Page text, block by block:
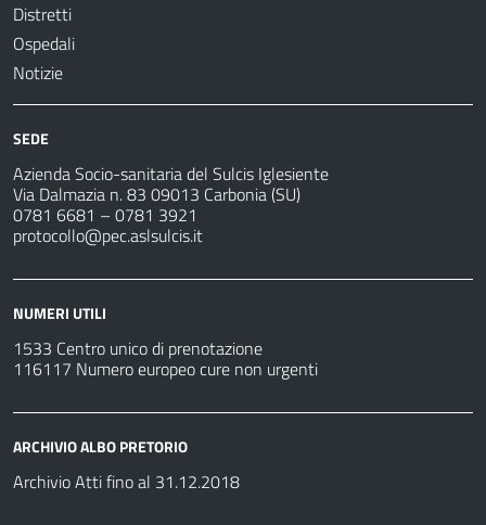
Distretti
Ospedali
Notizie
SEDE
Azienda Socio-sanitaria del Sulcis Iglesiente
Via Dalmazia n. 83 09013 Carbonia (SU)
0781 6681 – 0781 3921
protocollo@pec.aslsulcis.it
NUMERI UTILI
1533 Centro unico di prenotazione
116117 Numero europeo cure non urgenti
ARCHIVIO ALBO PRETORIO
Archivio Atti fino al 31.12.2018